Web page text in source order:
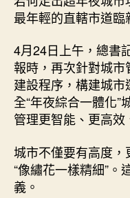
最年輕的直轄市道臨
4月24日上午，總書
報時，再次針對城
建設程序，構建城
全“年夜綜合一體化
管理更智能、更高效
城市不僅要有高度
“像繡花一樣精細”。
義。